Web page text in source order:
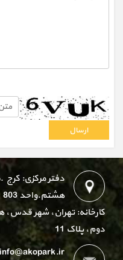
دفتر مرکزی:
هشتم.واحد 803
کارخانه: تهران، شهر
دوم، پلاک 11
info@akopark.ir